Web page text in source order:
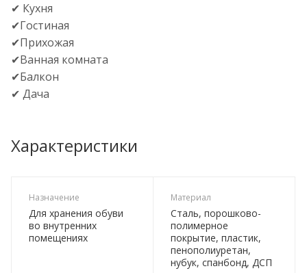
✔ Кухня
✔Гостиная
✔Прихожая
✔Ванная комната
✔Балкон
✔ Дача
Характеристики
Назначение
Для хранения обуви
во внутренних
помещениях
Материал
Сталь, порошково-
полимерное
покрытие, пластик,
пенополиуретан,
нубук, спанбонд, ДСП